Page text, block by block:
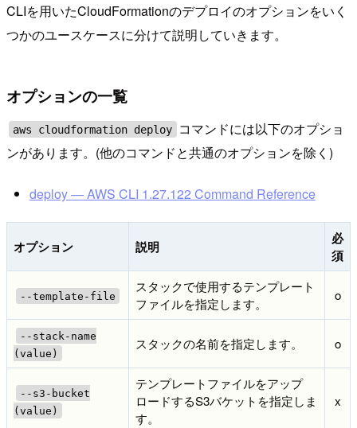
CLIを用いたCloudFormationのデプロイのオプションをいく
つかのユースケースに分けて説明していきます。
オプションの一覧
aws cloudformation deploy
コマンドには以下のオプショ
ンがあります。(他のコマンドと共通のオプションを除く)
deploy — AWS CLI 1.27.122 Command Reference
オプション 説明
必
須
--template-file
スタックで使用するテンプレート
ファイルを指定します。
o
--stack-name
(value)
スタックの名前を指定します。 o
--s3-bucket
(value)
テンプレートファイルをアップ
ロードするS3バケットを指定しま
す。
x